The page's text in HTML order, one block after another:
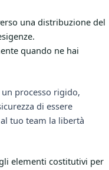
una distribuzione del
quando ne hai
processo rigido,
di essere
tuo team la libertà
elementi costitutivi per